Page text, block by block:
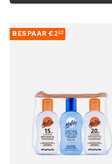
BESPAAR €2 24